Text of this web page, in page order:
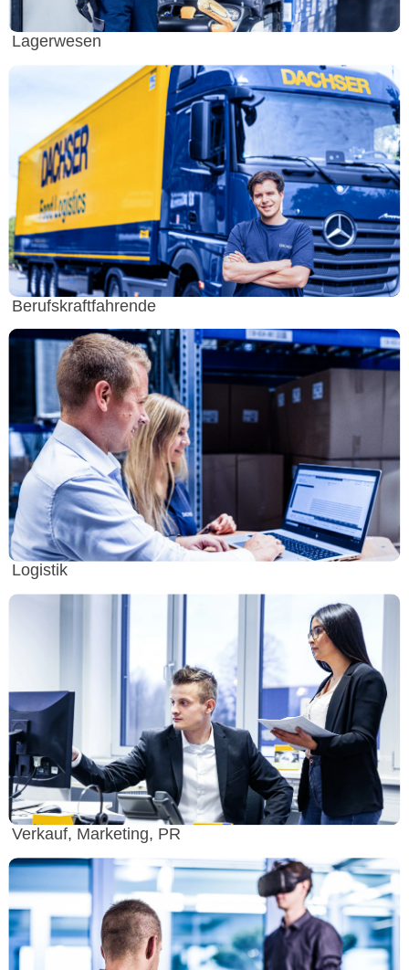
Lagerwesen
Berufskraftfahrende
Logistik
Verkauf, Marketing, PR